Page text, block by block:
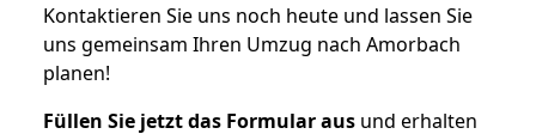
Kontaktieren Sie uns noch heute und lassen Sie
uns gemeinsam Ihren Umzug nach Amorbach
planen!
Füllen Sie jetzt das Formular aus und erhalten